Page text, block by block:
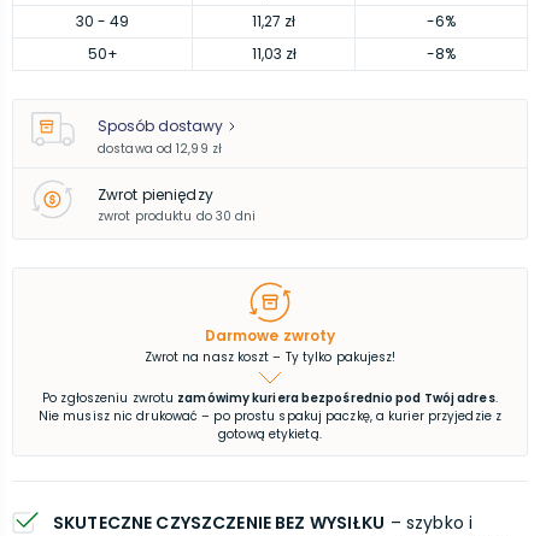
30 - 49 11,27 zł
-6%
50+ 11,03 zł -8%
Sposób dostawy
dostawa od 12,99 zł
Zwrot pieniędzy
zwrot produktu do 30 dni
Darmowe zwroty
Zwrot na nasz koszt – Ty tylko pakujesz!
Po zgłoszeniu zwrotu zamówimy kuriera bezpośrednio pod Twój adres.
Nie musisz nic drukować – po prostu spakuj paczkę, a kurier przyjedzie z
gotową etykietą.
SKUTECZNE CZYSZCZENIE BEZ WYSIŁKU – szybko i